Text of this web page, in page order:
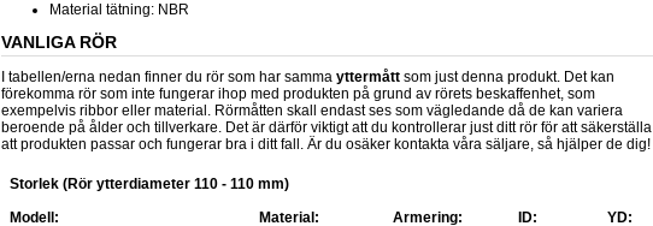
Material tätning: NBR
VANLIGA RÖR
I tabellen/erna nedan finner du rör som har samma yttermått som just denna produkt. Det kan
förekomma rör som inte fungerar ihop med produkten på grund av rörets beskaffenhet, som
exempelvis ribbor eller material. Rörmåtten skall endast ses som vägledande då de kan variera
beroende på ålder och tillverkare. Det är därför viktigt att du kontrollerar just ditt rör för att säkerställa
att produkten passar och fungerar bra i ditt fall. Är du osäker kontakta våra säljare, så hjälper de dig!
Storlek (Rör ytterdiameter 110 - 110 mm)
Modell:
Material: Armering: ID: YD: